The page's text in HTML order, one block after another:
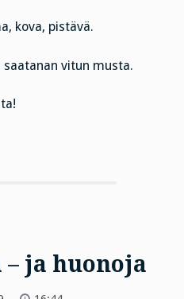
kova, pistävä.
saatanan vitun musta.
ja huonoja